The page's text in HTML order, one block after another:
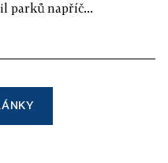
parků napříč...